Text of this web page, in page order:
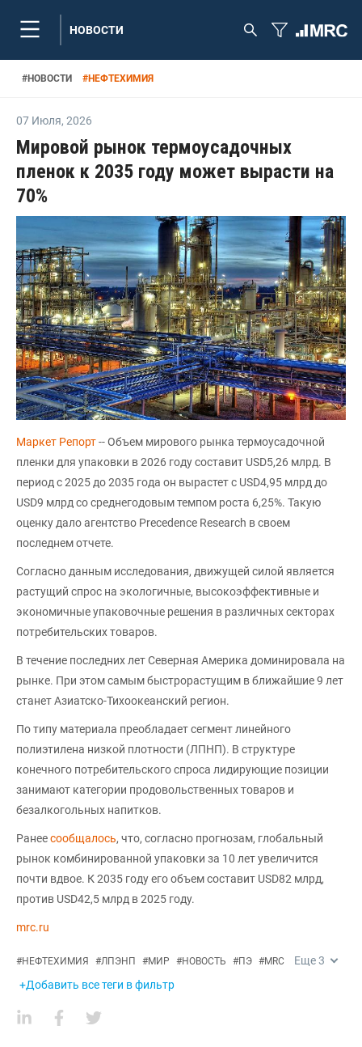
НОВОСТИ
#НОВОСТИ #НЕФТЕХИМИЯ
07 Июля, 2026
Мировой рынок термоусадочных
пленок к 2035 году может вырасти на
70%
Маркет Репорт-- Объем мирового рынка термоусадочной
пленки для упаковки в 2026 году составит USD5,26 млрд. В
период с 2025 до 2035 года он вырастет с USD4,95 млрд до
USD9 млрд со среднегодовым темпом роста 6,25%. Такую
оценку дало агентство Precedence Research в своем
последнем отчете.
Согласно данным исследования, движущей силой является
растущий спрос на экологичные, высокоэффективные и
экономичные упаковочные решения в различных секторах
потребительских товаров.
В течение последних лет Северная Америка доминировала на
рынке. При этом самым быстрорастущим в ближайшие 9 лет
станет Азиатско-Тихоокеанский регион.
По типу материала преобладает сегмент линейного
полиэтилена низкой плотности (ЛПНП). В структуре
конечного потребительского спроса лидирующие позиции
занимают категории продовольственных товаров и
безалкогольных напитков.
Ранеесообщалось, что, согласно прогнозам, глобальный
рынок комбинированной упаковки за 10 лет увеличится
почти вдвое. К 2035 году его объем составит USD82 млрд,
против USD42,5 млрд в 2025 году.
mrc.ru
#НЕФТЕХИМИЯ #ЛПЭНП #МИР #НОВОСТЬ #ПЭ #MRC Еще3
+Добавить все теги в фильтр